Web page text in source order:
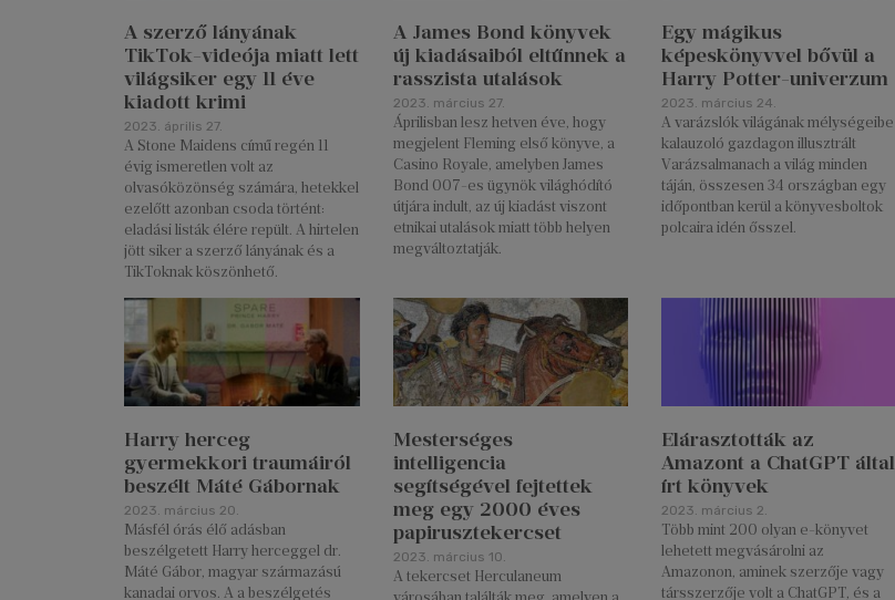
A szerző lányának
TikTok-videója miatt lett
világsiker egy 11 éve
kiadott krimi
2023. április 27.
A Stone Maidens című regén 11
évig ismeretlen volt az
olvasóközönség számára, hetekkel
ezelőtt azonban csoda történt:
eladási listák élére repült. A hirtelen
jött siker a szerző lányának és a
TikToknak köszönhető.
A James Bond könyvek
új kiadásaiból eltűnnek a
rasszista utalások
2023. március 27.
Áprilisban lesz hetven éve, hogy
megjelent Fleming első könyve, a
Casino Royale, amelyben James
Bond 007-es ügynök világhódító
útjára indult, az új kiadást viszont
etnikai utalások miatt több helyen
megváltoztatják.
Egy mágikus
képeskönyvvel bővül a
Harry Potter-univerzum
2023. március 24.
A varázslók világának mélységeibe
kalauzoló gazdagon illusztrált
Varázsalmanach a világ minden
táján, összesen 34 országban egy
időpontban kerül a könyvesboltok
polcaira idén ősszel.
Harry herceg
gyermekkori traumáiról
beszélt Máté Gábornak
2023. március 20.
Másfél órás élő adásban
beszélgetett Harry herceggel dr.
Máté Gábor, magyar származású
kanadai orvos. A a beszélgetés
Mesterséges
intelligencia
segítségével fejtettek
meg egy 2000 éves
papirusztekercset
2023. március 10.
A tekercset Herculaneum
Elárasztották az
Amazont a ChatGPT által
írt könyvek
2023. március 2.
Több mint 200 olyan e-könyvet
lehetett megvásárolni az
Amazonon, aminek szerzője vagy
társszerzője volt a ChatGPT, és a